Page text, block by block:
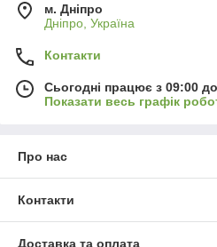
м. Дніпро
Дніпро, Україна
Контакти
Сьогодні працює з 09:00
Показати весь графік
Про нас
Контакти
Доставка та оплата